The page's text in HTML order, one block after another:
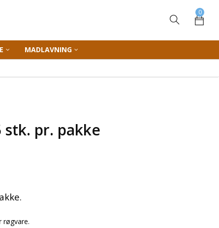
0
MADLAVNING
pr. pakke
røgvare.